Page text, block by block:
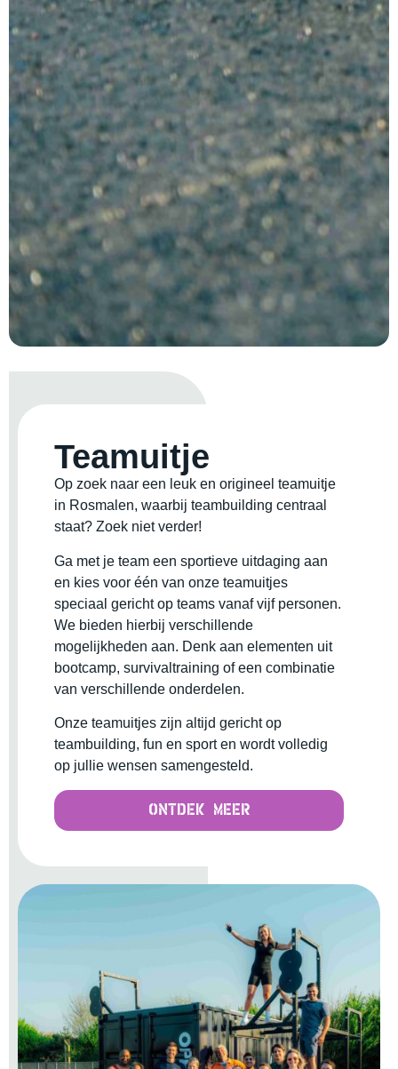
Teamuitje
Op zoek naar een leuk en origineel teamuitje
in Rosmalen, waarbij teambuilding centraal
staat? Zoek niet verder!
Ga met je team een sportieve uitdaging aan
en kies voor één van onze teamuitjes
speciaal gericht op teams vanaf vijf personen.
We bieden hierbij verschillende
mogelijkheden aan. Denk aan elementen uit
bootcamp, survivaltraining of een combinatie
van verschillende onderdelen.
Onze teamuitjes zijn altijd gericht op
teambuilding, fun en sport en wordt volledig
op jullie wensen samengesteld.
Ontdek meer